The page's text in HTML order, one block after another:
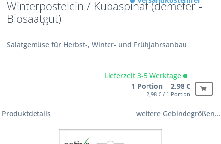
Winterpostelein / Kubaspinat (demeter -
Biosaatgut)
Salatgemüse für Herbst-, Winter- und Frühjahrsanbau
Lieferzeit 3-5 Werktage
1 Portion 2,98 €
2,98 € / 1 Portion
Produktdetails weitere Gebindegrößen...